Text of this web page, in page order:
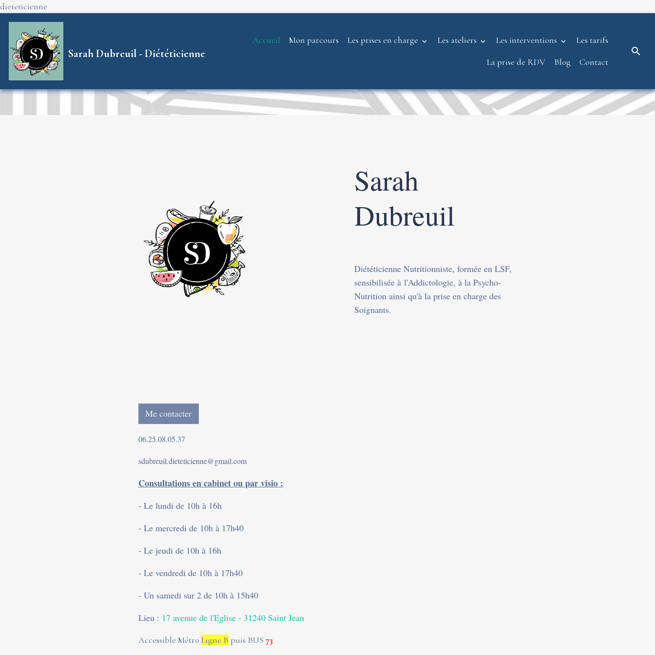
dieteticienne
Sarah Dubreuil - Diététicienne
Accueil Mon parcours Les prises en charge Les ateliers Les interventions Les tarifs
La prise de RDV Blog Contact
Sarah
Dubreuil
Diététicienne Nutritionniste, formée en LSF,
sensibilisée à l'Addictologie, à la Psycho-
Nutrition ainsi qu'à la prise en charge des
Soignants.
Me contacter
06.25.08.05.37
sdubreuil.dieteticienne@gmail.com
Consultations en cabinet ou par visio :
- Le lundi de 10h à 16h
- Le mercredi de 10h à 17h40
- Le jeudi de 10h à 16h
- Le vendredi de 10h à 17h40
- Un samedi sur 2 de 10h à 15h40
Lieu : 17 avenue de l'Eglise - 31240 Saint Jean
Accessible Métro Ligne B puis BUS 73